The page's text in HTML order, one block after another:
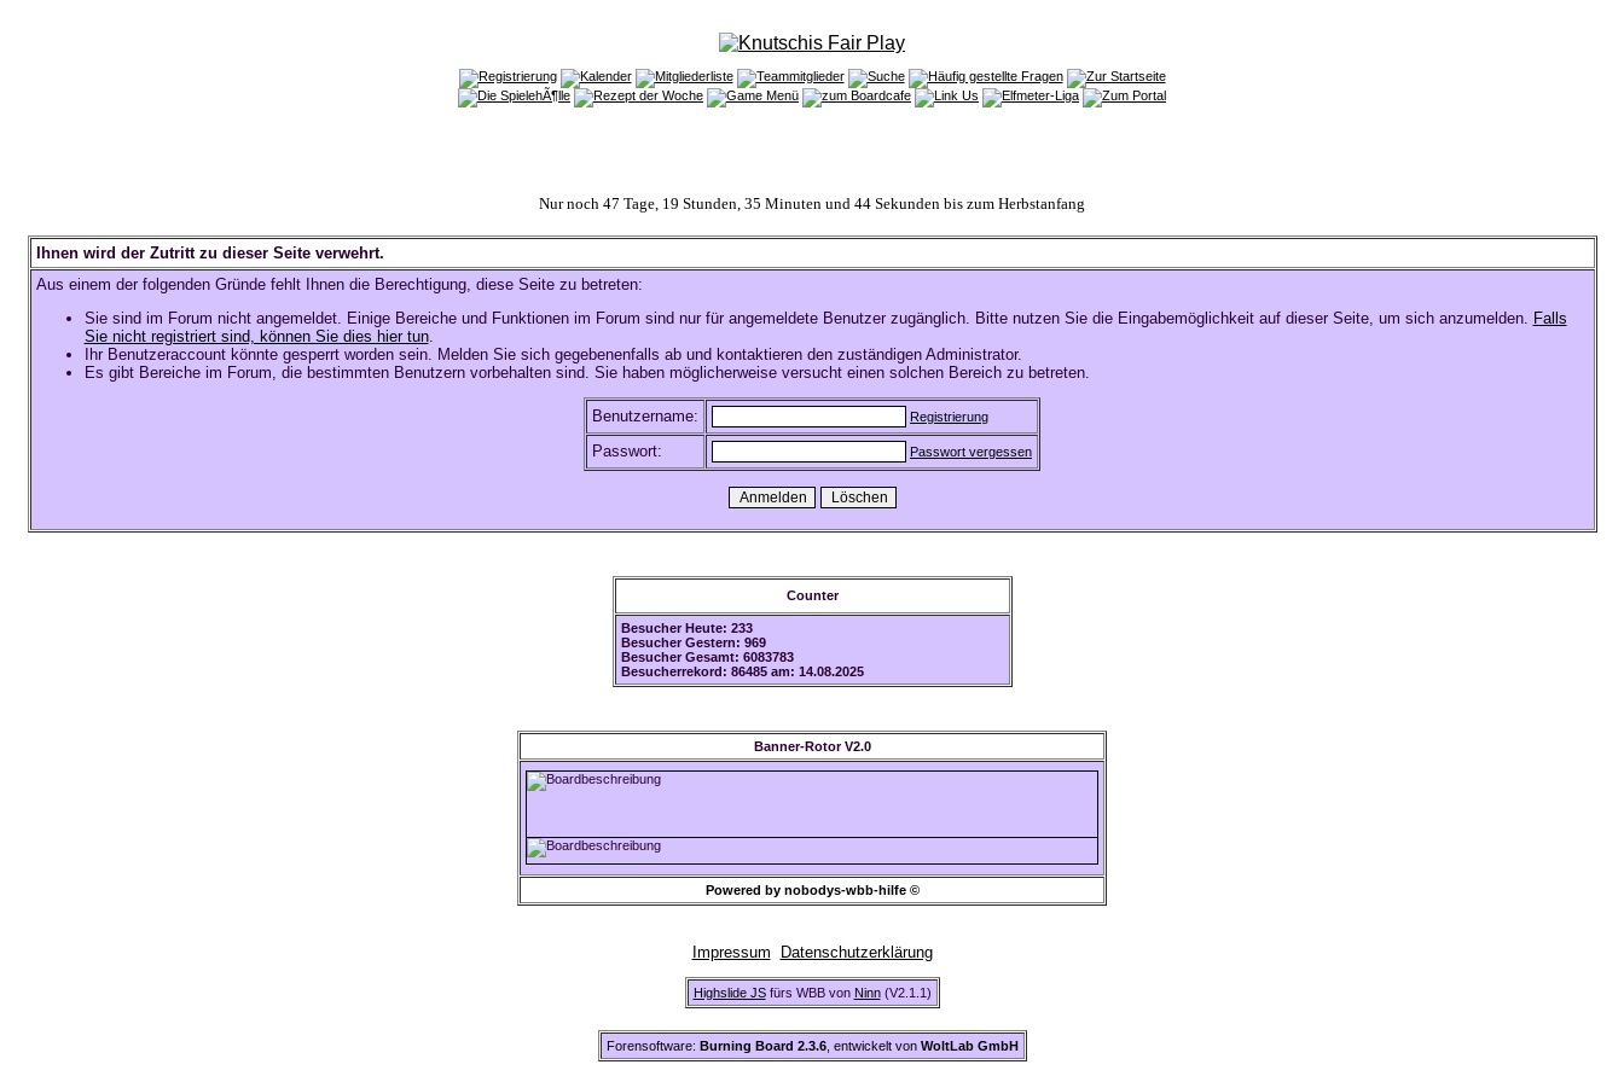
Nur noch 47 Tage, 19 Stunden, 35 Minuten und 44 Sekunden bis zum Herbstanfang
Ihnen wird der Zutritt zu dieser Seite verwehrt.
Aus einem der folgenden Gründe fehlt Ihnen die Berechtigung, diese Seite zu betreten:
Sie sind im Forum nicht angemeldet. Einige Bereiche und Funktionen im Forum sind nur für angemeldete Benutzer zugänglich. Bitte nutzen Sie die Eingabemöglichkeit auf dieser Seite, um sich anzumelden. Falls
Sie nicht registriert sind, können Sie dies hier tun.
Ihr Benutzeraccount könnte gesperrt worden sein. Melden Sie sich gegebenenfalls ab und kontaktieren den zuständigen Administrator.
Es gibt Bereiche im Forum, die bestimmten Benutzern vorbehalten sind. Sie haben möglicherweise versucht einen solchen Bereich zu betreten.
Benutzername: Registrierung
Passwort: Passwort vergessen
Counter
Besucher Heute: 233
Besucher Gestern: 969
Besucher Gesamt: 6083783
Besucherrekord: 86485 am: 14.08.2025
Banner-Rotor V2.0
Powered by nobodys-wbb-hilfe ©
Impressum Datenschutzerklärung
Highslide JSfürs WBB von Ninn(V2.1.1)
Forensoftware: Burning Board 2.3.6, entwickelt von WoltLab GmbH